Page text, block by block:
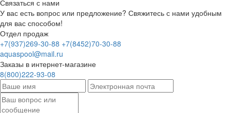
Связаться с нами
У вас есть вопрос или предложение? Свяжитесь с нами удобным
для вас способом!
Отдел продаж
+7(937)269-30-88 +7(8452)70-30-88
aquaspool@mail.ru
Заказы в интернет-магазине
8(800)222-93-08